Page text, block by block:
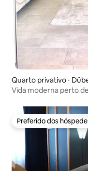
Quarto privativo ⋅
Vida moderna perto
Preferido dos
Preferido dos